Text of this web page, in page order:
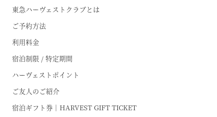
東急ハーヴェストクラブとは
ご予約方法
利用料金
宿泊制限 / 特定期間
ハーヴェストポイント
ご友人のご紹介
宿泊ギフト券｜HARVEST GIFT TICKET